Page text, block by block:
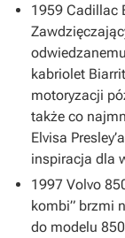
1959 Cadillac
kabriolet
motoryzacji
także co
Elvisa
inspiracja dla
1997 Volvo
kombi” brzmi
do modelu